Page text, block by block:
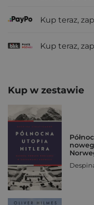
Kup teraz,
Kup teraz,
Kup w zestawie